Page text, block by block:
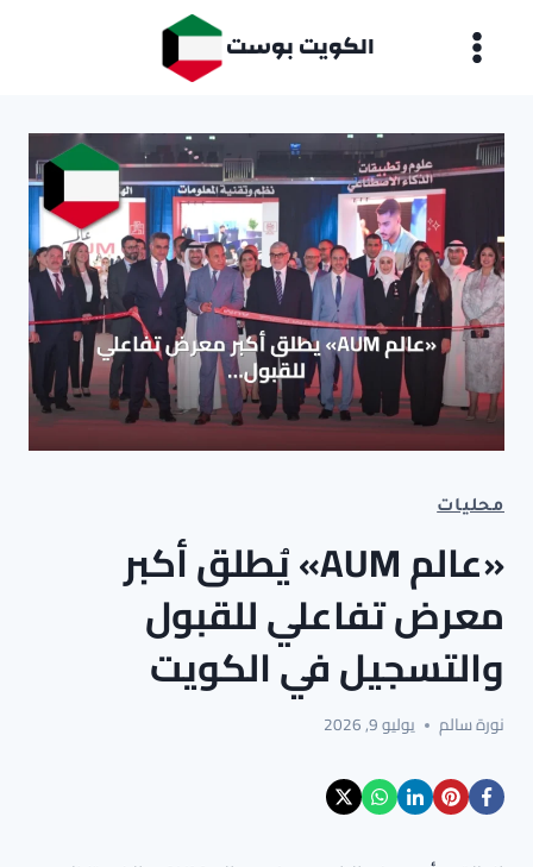
الكويت بوست
محليات
«عالم AUM» يُطلق أكبر
معرض تفاعلي للقبول
والتسجيل في الكويت
نورة سالم يوليو 9, 2026